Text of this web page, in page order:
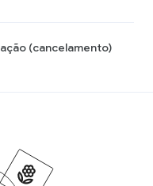
(cancelamento)